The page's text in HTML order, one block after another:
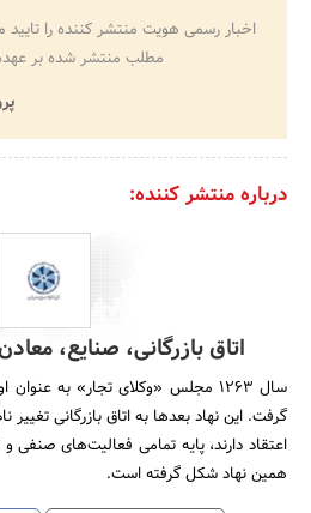
اخبار رسمی هویت منتشر کننده را
مطلب منتشر شده بر
درباره منتشر کننده:
اتاق بازرگانی، صنایع،
سال 1263 مجلس «وکلای تجار» به
گرفت. این نهاد بعدها به اتاق بازرگانی تغییر
اعتقاد دارند، پایه تمامی فعالیت‌های
همین نهاد شکل گرفته است.